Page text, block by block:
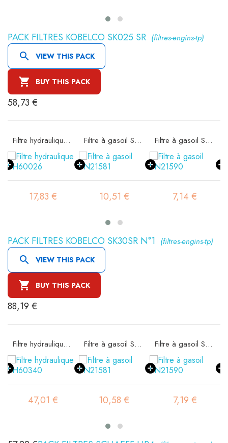
PACK FILTRES KOBELCO SK025 SR (filtres-engins-tp)
 VIEW THIS PACK
 BUY THIS PACK
58,73 €
Filtre hydraulique SH60026
17,83 €
Filtre à gasoil SN21581
10,51 €
Filtre à gasoil SN21590
7,14 €
PACK FILTRES KOBELCO SK30SR N°1 (filtres-engins-tp)
 VIEW THIS PACK
 BUY THIS PACK
88,19 €
Filtre hydraulique SH60340
47,01 €
Filtre à gasoil SN21581
10,58 €
Filtre à gasoil SN21590
7,19 €